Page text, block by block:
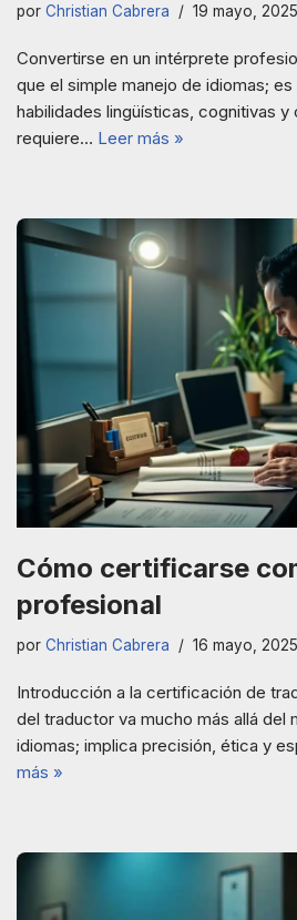
por Christian Cabrera 19 mayo, 2025
Convertirse en un intérprete
que el simple manejo de idiomas;
habilidades lingüísticas, cognitivas y
requiere… Leer más »
Cómo certificarse
profesional
por Christian Cabrera 16 mayo, 2025
Introducción a la certificación de
del traductor va mucho más allá del
idiomas; implica precisión, ética y
más »